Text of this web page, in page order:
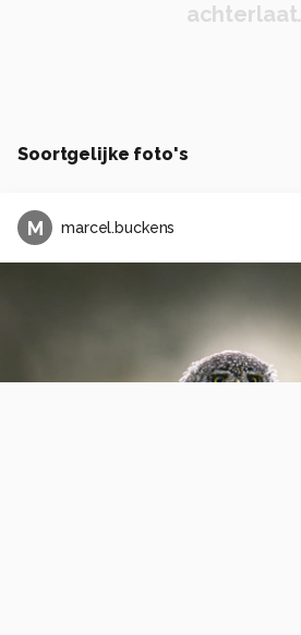
achterlaat.
Soortgelijke foto's
M marcel.buckens